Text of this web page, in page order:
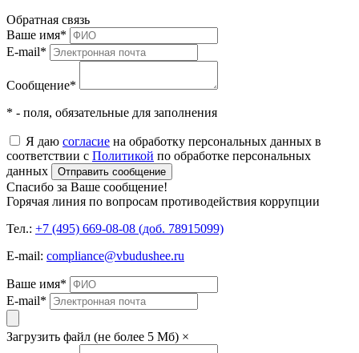
Обратная связь
Ваше имя*
E-mail*
Сообщение*
* - поля, обязательные для заполнения
Я даю согласие на обработку персональных данных в
соответствии с Политикой по обработке персональных
данных
Отправить сообщение
Спасибо за Ваше сообщение!
Горячая линия по вопросам противодействия коррупции
Тел.: +7 (495) 669-08-08 (доб. 78915099)
E-mail: compliance@vbudushee.ru
Ваше имя*
E-mail*
Загрузить файл (не более 5 Мб) ×